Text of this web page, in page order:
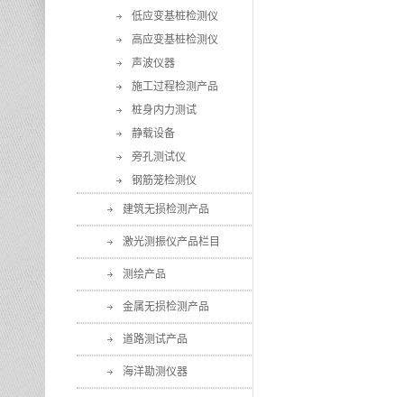
低应变基桩检测仪
高应变基桩检测仪
声波仪器
施工过程检测产品
桩身内力测试
静载设备
旁孔测试仪
钢筋笼检测仪
建筑无损检测产品
激光测振仪产品栏目
测绘产品
金属无损检测产品
道路测试产品
海洋勘测仪器